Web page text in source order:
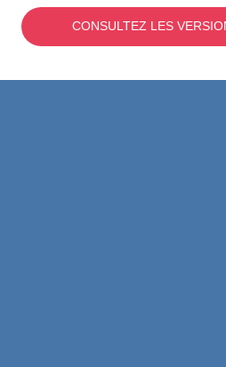
CONSULTEZ LES